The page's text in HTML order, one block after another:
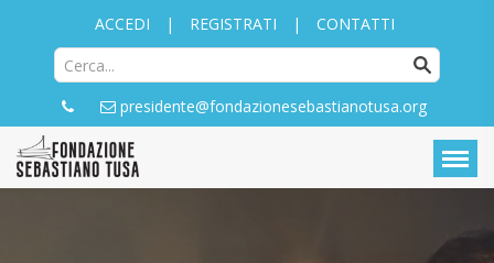
ACCEDI | REGISTRATI | CONTATTI
presidente@fondazionesebastianotusa.org